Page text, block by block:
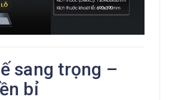
sang trọng –
bỉ